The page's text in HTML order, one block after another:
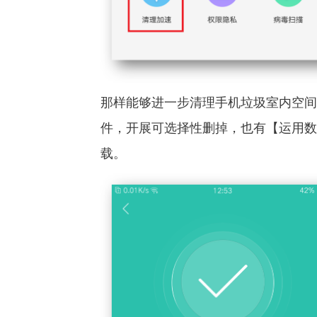
那样能够进一步清理手机垃圾室内空
件，开展可选择性删掉，也有【运用
载。